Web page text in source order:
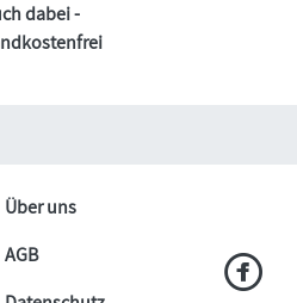
dabei -
Über uns
AGB